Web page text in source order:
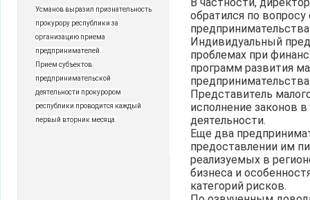
Усманов выразил признательность
прокурору республики за
организацию приема
предпринимателей.
Прием субъектов
предпринимательской
деятельности прокурором
республики проводится каждый
первый вторник месяца.
обратился по
Индивидуальный
проблемах при
программ развития
Представитель
исполнение законов
деятельности.
Еще два
предоставлении им
реализуемых в
бизнеса и
категорий рисков.